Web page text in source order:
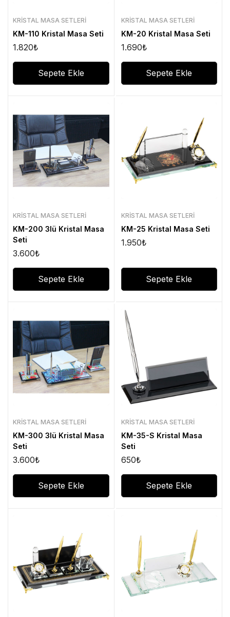
KRISTAL MASA SETLERI
KM-110 Kristal Masa Seti
1.820₺
Sepete Ekle
KRISTAL MASA SETLERI
KM-20 Kristal Masa Seti
1.690₺
Sepete Ekle
KRISTAL MASA SETLERI
KM-200 3lü Kristal Masa
Seti
3.600₺
Sepete Ekle
KRISTAL MASA SETLERI
KM-25 Kristal Masa Seti
1.950₺
Sepete Ekle
KRISTAL MASA SETLERI
KM-300 3lü Kristal Masa
Seti
3.600₺
Sepete Ekle
KRISTAL MASA SETLERI
KM-35-S Kristal Masa
Seti
650₺
Sepete Ekle